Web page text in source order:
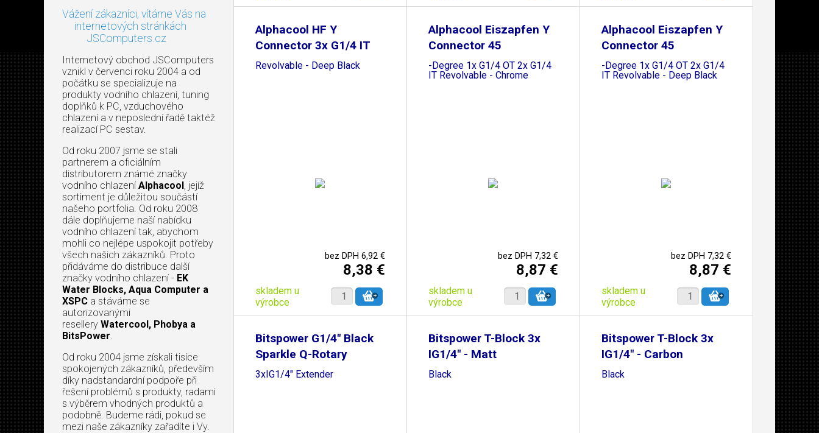
Vážení zákazníci, vítáme Vás na
internetových stránkách
JSComputers.cz
Internetový obchod JSComputers
vznikl v červenci roku 2004 a od
počátku se specializuje na
produkty vodního chlazení, tuning
doplňků k PC, vzduchového
chlazení a v neposlední řadě taktéž
realizací PC sestav.
Od roku 2007 jsme se stali
partnerem a oficiálním
distributorem známé značky
vodního chlazení Alphacool, jejíž
sortiment je důležitou součástí
našeho portfolia. Od roku 2008
dále doplňujeme naší nabídku
vodního chlazení tak, abychom
mohli co nejlépe uspokojit potřeby
všech našich zákazníků. Proto
přidáváme do distribuce další
značky vodního chlazení - EK
Water Blocks, Aqua Computer a
XSPC a stáváme se
autorizovanými
resellery Watercool, Phobya a
BitsPower.
Od roku 2004 jsme získali tisíce
spokojených zákazníků, především
díky nadstandardní podpoře při
řešení problémů s produkty, radami
s výběrem vhodných produktů a
podobně. Budeme rádi, pokud se
mezi naše zákazníky zařadíte i Vy.
Alphacool HF Y
Connector 3x G1/4 IT
Revolvable - Deep Black
bez DPH 6,92 €
8,38 €
skladem u
výrobce
Alphacool Eiszapfen Y
Connector 45
-Degree 1x G1/4 OT 2x G1/4
IT Revolvable - Chrome
bez DPH 7,32 €
8,87 €
skladem u
výrobce
Alphacool Eiszapfen Y
Connector 45
-Degree 1x G1/4 OT 2x G1/4
IT Revolvable - Deep Black
bez DPH 7,32 €
8,87 €
skladem u
výrobce
Bitspower G1/4" Black
Sparkle Q-Rotary
3xIG1/4" Extender
Bitspower T-Block 3x
IG1/4" - Matt
Black
Bitspower T-Block 3x
IG1/4" - Carbon
Black